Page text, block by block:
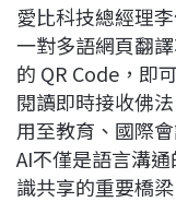
愛比科技總經理
一對多語網頁翻
的 QR Code，即
閱讀即時接收佛
用至教育、國際
AI不僅是語言溝
識共享的重要橋梁